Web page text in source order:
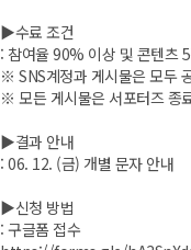
▶수료 조건
: 참여율 90% 이상 및 콘텐츠
※ SNS계정과 게시물은 모두
※ 모든 게시물은 서포터즈 종
▶결과 안내
: 06. 12. (금) 개별 문자 안내
▶신청 방법
: 구글폼 접수